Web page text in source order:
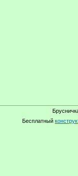
Бесплатный